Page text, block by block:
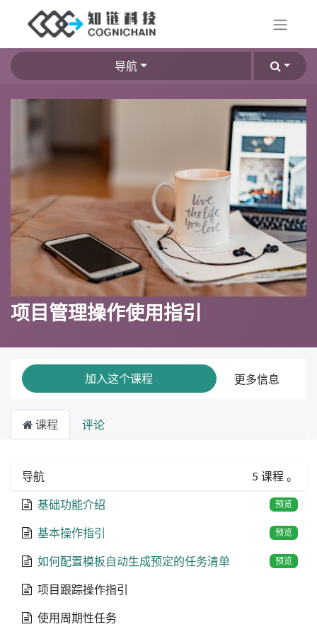
导航
项目管理操作使用指引
加入这个课程 更多信息
课程 评论
导航 5 课程 。
基础功能介绍 预览
基本操作指引 预览
如何配置模板自动生成预定的任务清单 预览
项目跟踪操作指引
使用周期性任务